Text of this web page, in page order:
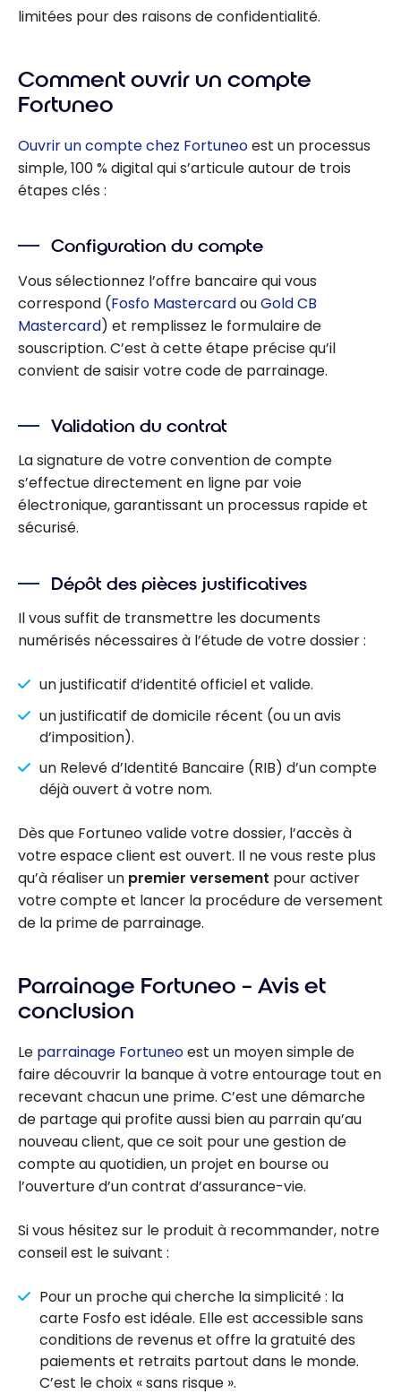
limitées pour des raisons de confidentialité.
Comment ouvrir un compte
Fortuneo
Ouvrir un compte chez Fortuneoest un processus
simple, 100 % digital qui s’articule autour de trois
étapes clés :
Configuration du compte
Vous sélectionnez l’offre bancaire qui vous
correspond (Fosfo MastercardouGold CB
Mastercard) et remplissez le formulaire de
souscription. C’est à cette étape précise qu’il
convient de saisir votre code de parrainage.
Validation du contrat
La signature de votre convention de compte
s’effectue directement en ligne par voie
électronique, garantissant un processus rapide et
sécurisé.
Dépôt des pièces justificatives
Il vous suffit de transmettre les documents
numérisés nécessaires à l’étude de votre dossier :
un justificatif d’identité officiel et valide.
un justificatif de domicile récent (ou un avis
d’imposition).
un Relevé d’Identité Bancaire (RIB) d’un compte
déjà ouvert à votre nom.
Dès que Fortuneo valide votre dossier, l’accès à
votre espace client est ouvert. Il ne vous reste plus
qu’à réaliser un premier versement pour activer
votre compte et lancer la procédure de versement
de la prime de parrainage.
Parrainage Fortuneo – Avis et
conclusion
Le parrainage Fortuneoest un moyen simple de
faire découvrir la banque à votre entourage tout en
recevant chacun une prime. C’est une démarche
de partage qui profite aussi bien au parrain qu’au
nouveau client, que ce soit pour une gestion de
compte au quotidien, un projet en bourse ou
l’ouverture d’un contrat d’assurance-vie.
Si vous hésitez sur le produit à recommander, notre
conseil est le suivant :
Pour un proche qui cherche la simplicité : la
carte Fosfo est idéale. Elle est accessible sans
conditions de revenus et offre la gratuité des
paiements et retraits partout dans le monde.
C’est le choix « sans risque ».